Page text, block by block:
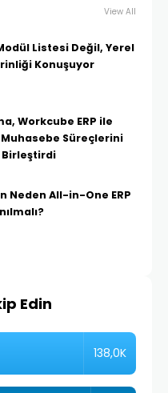
View All
Listesi Değil, Yerel
Konuşuyor
Workcube ERP ile
Muhasebe Süreçlerini
Neden All-in-One ERP
Edin
138,0K